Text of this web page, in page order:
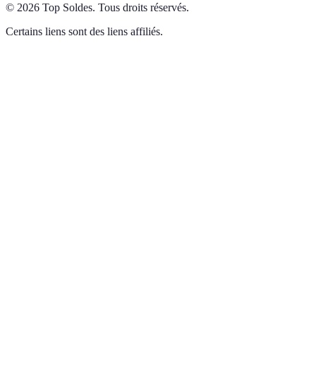
© 2026 Top Soldes. Tous droits réservés.
Certains liens sont des liens affiliés.